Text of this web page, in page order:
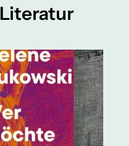
Literatur